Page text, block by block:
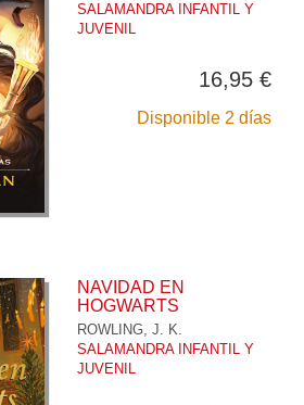
SALAMANDRA INFANTIL Y
JUVENIL
16,95 €
Disponible 2 días
NAVIDAD EN
HOGWARTS
ROWLING, J. K.
SALAMANDRA INFANTIL Y
JUVENIL